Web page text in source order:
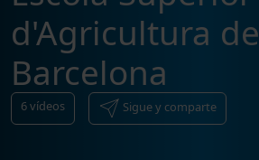
d'Agricultura de
Barcelona
6vídeos Sigue y comparte